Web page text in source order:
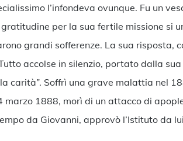
l’infondeva ovunque. Fu un
per la sua fertile missione si
grandi sofferenze. La sua risposta,
accolse in silenzio, portato dalla
carità”. Soffrì una grave malattia nel
1888, morì di un attacco di
da Giovanni, approvò l’Istituto da